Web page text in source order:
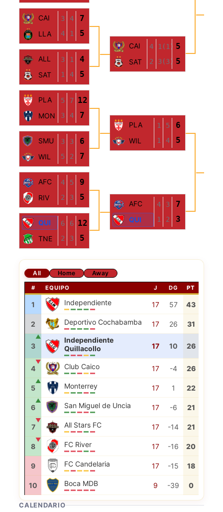
CAI
LLA
3
4
4
1
7
5
ALL
SAT
3
1
1
4
4
5
PLA
MON
5
3
7
4
12
7
SMU
WIL
3
5
3
2
6
7
AFC
RIV
4
2
5
3
9
5
QUI
TNE
6
2
6
3
12
5
CAI
SAT
4
2
1(1)
3(3)
5
5
PLA
WIL
1
1
5
4
6
5
AFC
QUI
4
1
3
2
7
3
All Home Away
# EQUIPO J DG PT
1 Independiente 17 57 43
2 Deportivo Cochabamba 17 26 31
3
▲
Independiente
Quillacollo
17 10 26
4
▼
Club Caico 17 -4 26
5
▲
Monterrey 17 1 22
6
▲
San Miguel de Uncia 17 -6 21
7
▼
All Stars FC 17 -14 21
8
▼
FC River 17 -16 20
9 FC Candelaria 17 -15 18
10 Boca MDB 9 -39 0
CALENDARIO